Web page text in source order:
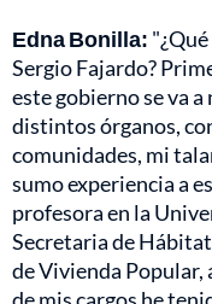
Edna Bonilla:
Sergio Fajardo?
este gobierno se va
distintos órganos,
comunidades, mi
sumo experiencia a
profesora en la
Secretaria de
de Vivienda Popular,